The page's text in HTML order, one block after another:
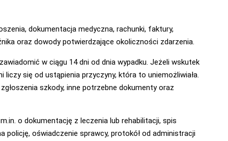
dokumentacja medyczna, rachunki, faktury,
oraz dowody potwierdzające okoliczności zdarzenia.
w ciągu 14 dni od dnia wypadku. Jeżeli wskutek
się od ustąpienia przyczyny, która to uniemożliwiała.
szkody, inne potrzebne dokumenty oraz
o dokumentację z leczenia lub rehabilitacji, spis
policję, oświadczenie sprawcy, protokół od administracji